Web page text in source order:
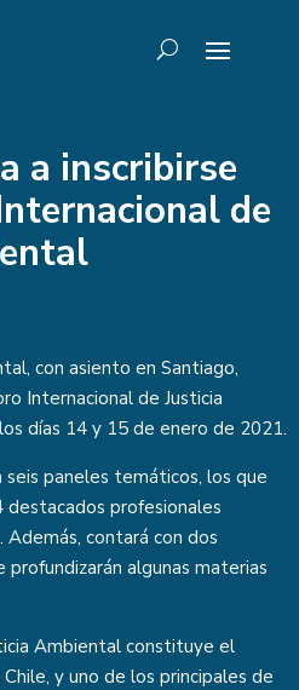
a inscribirse
de
con asiento en Santiago,
Internacional de Justicia
días 14 y 15 de enero de 2021.
paneles temáticos, los que
profesionales
Además, contará con dos
profundizarán algunas materias
Ambiental constituye el
y uno de los principales de